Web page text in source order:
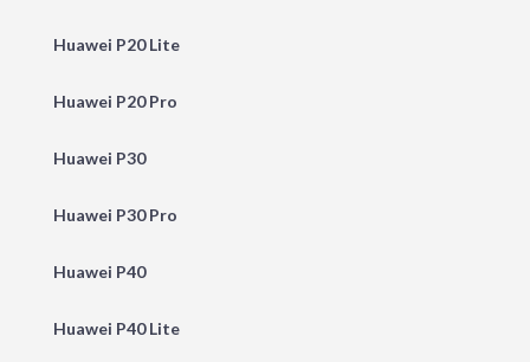
Huawei P20 Lite
Huawei P20 Pro
Huawei P30
Huawei P30 Pro
Huawei P40
Huawei P40 Lite